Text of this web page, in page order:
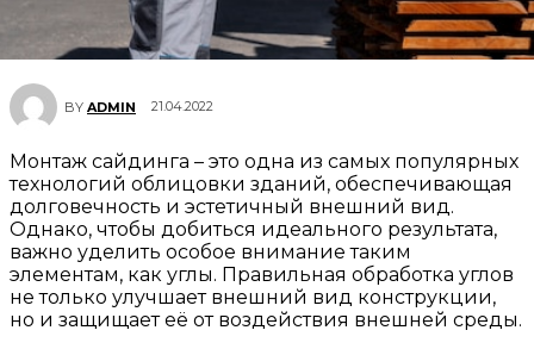
BY ADMIN 21.04.2022
Монтаж сайдинга – это одна из самых популярных
технологий облицовки зданий, обеспечивающая
долговечность и эстетичный внешний вид.
Однако, чтобы добиться идеального результата,
важно уделить особое внимание таким
элементам, как углы. Правильная обработка углов
не только улучшает внешний вид конструкции,
но и защищает её от воздействия внешней среды.